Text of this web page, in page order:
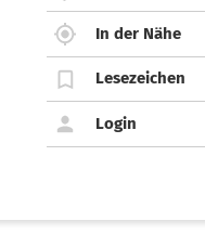
In der Nähe
Lesezeichen
Login